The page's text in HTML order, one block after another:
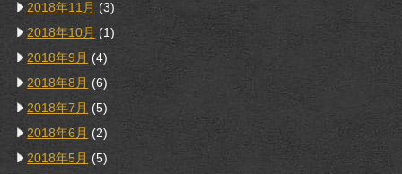
2018年11月 (3)
2018年10月 (1)
2018年9月 (4)
2018年8月 (6)
2018年7月 (5)
2018年6月 (2)
2018年5月 (5)